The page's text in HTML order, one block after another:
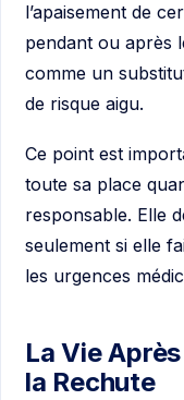
l’apaisement de
pendant ou après
comme un
de risque aigu.
Ce point est
toute sa place
responsable. Elle
seulement si elle
les urgences
La Vie
la Rechute